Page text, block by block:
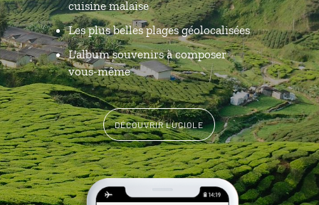
cuisine malaise
Les plus belles plages géolocalisées
L'album souvenirs à composer
vous-même
DÉCOUVRIR LUCIOLE